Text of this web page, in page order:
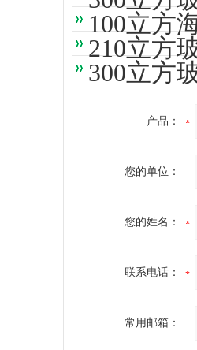
100立方
210立方
300立方
产品：
您的单位：
您的姓名：
联系电话：
常用邮箱：